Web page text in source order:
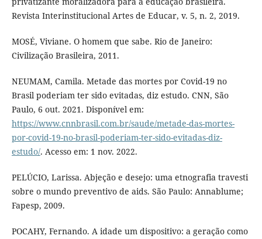
Revista Interinstitucional Artes de Educar, v. 5, n. 2, 2019.
MOSÉ, Viviane. O homem que sabe. Rio de Janeiro:
Civilização Brasileira, 2011.
NEUMAM, Camila. Metade das mortes por Covid-19 no
Brasil poderiam ter sido evitadas, diz estudo. CNN, São
Paulo, 6 out. 2021. Disponível em:
https://www.cnnbrasil.com.br/saude/metade-das-mortes-
por-covid-19-no-brasil-poderiam-ter-sido-evitadas-diz-
estudo/. Acesso em: 1 nov. 2022.
PELÚCIO, Larissa. Abjeção e desejo: uma etnografia travesti
sobre o mundo preventivo de aids. São Paulo: Annablume;
Fapesp, 2009.
POCAHY, Fernando. A idade um dispositivo: a geração como